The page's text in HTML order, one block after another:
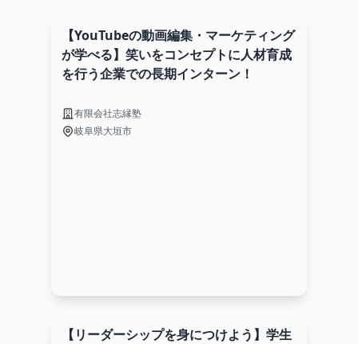
【YouTubeの動画編集・マーケティング
が学べる】笑いをコンセプトに人材育成
を行う企業での長期インターン！
有限会社志縁塾
岐阜県大垣市
【リーダーシップを身につけよう】学生